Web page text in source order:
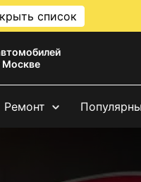
список
Москве
Ремонт